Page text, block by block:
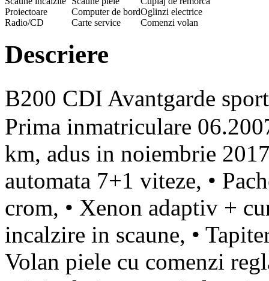
Proiectoare
Computer de bordOglinzi electrice
Radio/CD
Carte service Comenzi volan
Descriere
B200 CDI Avantgarde
Prima inmatriculare
km, adus in noiembrie
automata 7+1 viteze, •
crom, • Xenon adaptiv +
incalzire in scaune, •
Volan piele cu comenzi